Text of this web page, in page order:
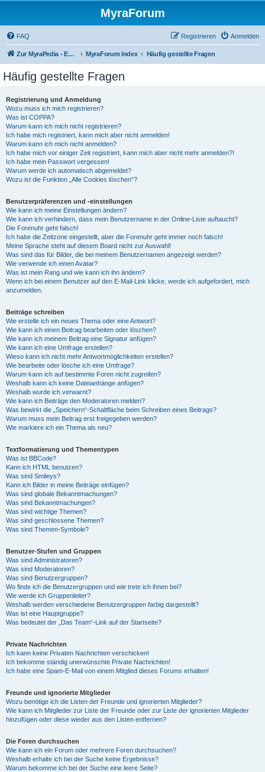
MyraForum
FAQ Anmelden
Registrieren
Zur MyraPedia - Enzyklopädie der Kampagnenwelt MyraForum Index Häufig gestellte Fragen
Häufig gestellte Fragen
Registrierung und Anmeldung
Wozu muss ich mich registrieren?
Was ist COPPA?
Warum kann ich mich nicht registrieren?
Ich habe mich registriert, kann mich aber nicht anmelden!
Warum kann ich mich nicht anmelden?
Ich habe mich vor einiger Zeit registriert, kann mich aber nicht mehr anmelden?!
Ich habe mein Passwort vergessen!
Warum werde ich automatisch abgemeldet?
Wozu ist die Funktion „Alle Cookies löschen“?
Benutzerpräferenzen und -einstellungen
Wie kann ich meine Einstellungen ändern?
Wie kann ich verhindern, dass mein Benutzername in der Online-Liste auftaucht?
Die Forenuhr geht falsch!
Ich habe die Zeitzone eingestellt, aber die Forenuhr geht immer noch falsch!
Meine Sprache steht auf diesem Board nicht zur Auswahl!
Was sind das für Bilder, die bei meinem Benutzernamen angezeigt werden?
Wie verwende ich einen Avatar?
Was ist mein Rang und wie kann ich ihn ändern?
Wenn ich bei einem Benutzer auf den E-Mail-Link klicke, werde ich aufgefordert, mich
anzumelden.
Beiträge schreiben
Wie erstelle ich ein neues Thema oder eine Antwort?
Wie kann ich einen Beitrag bearbeiten oder löschen?
Wie kann ich meinem Beitrag eine Signatur anfügen?
Wie kann ich eine Umfrage erstellen?
Wieso kann ich nicht mehr Antwortmöglichkeiten erstellen?
Wie bearbeite oder lösche ich eine Umfrage?
Warum kann ich auf bestimmte Foren nicht zugreifen?
Weshalb kann ich keine Dateianhänge anfügen?
Weshalb wurde ich verwarnt?
Wie kann ich Beiträge den Moderatoren melden?
Was bewirkt die „Speichern“-Schaltfläche beim Schreiben eines Beitrags?
Warum muss mein Beitrag erst freigegeben werden?
Wie markiere ich ein Thema als neu?
Textformatierung und Thementypen
Was ist BBCode?
Kann ich HTML benutzen?
Was sind Smileys?
Kann ich Bilder in meine Beiträge einfügen?
Was sind globale Bekanntmachungen?
Was sind Bekanntmachungen?
Was sind wichtige Themen?
Was sind geschlossene Themen?
Was sind Themen-Symbole?
Benutzer-Stufen und Gruppen
Was sind Administratoren?
Was sind Moderatoren?
Was sind Benutzergruppen?
Wo finde ich die Benutzergruppen und wie trete ich ihnen bei?
Wie werde ich Gruppenleiter?
Weshalb werden verschiedene Benutzergruppen farbig dargestellt?
Was ist eine Hauptgruppe?
Was bedeutet der „Das Team“-Link auf der Startseite?
Private Nachrichten
Ich kann keine Privaten Nachrichten verschicken!
Ich bekomme ständig unerwünschte Private Nachrichten!
Ich habe eine Spam-E-Mail von einem Mitglied dieses Forums erhalten!
Freunde und ignorierte Mitglieder
Wozu benötige ich die Listen der Freunde und ignorierten Mitglieder?
Wie kann ich Mitglieder zur Liste der Freunde oder zur Liste der ignorierten Mitglieder
hinzufügen oder diese wieder aus den Listen entfernen?
Die Foren durchsuchen
Wie kann ich ein Forum oder mehrere Foren durchsuchen?
Weshalb erhalte ich bei der Suche keine Ergebnisse?
Warum bekomme ich bei der Suche eine leere Seite?